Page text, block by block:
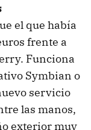
el que había
frente a
Funciona
Symbian o
servicio
las manos,
exterior muy